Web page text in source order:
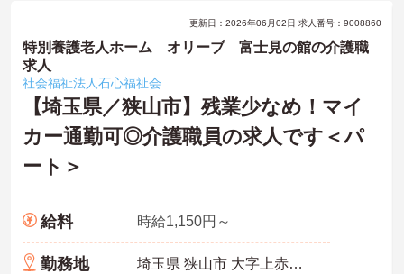
更新日：2026年06月02日 求人番号：9008860
特別養護老人ホーム オリーブ 富士見の館の介護職
求人
社会福祉法人石心福祉会
【埼玉県／狭山市】残業少なめ！マイ
カー通勤可◎介護職員の求人です＜パ
ート＞
給料 時給1,150円～
勤務地 埼玉県 狭山市 大字上赤坂290-1